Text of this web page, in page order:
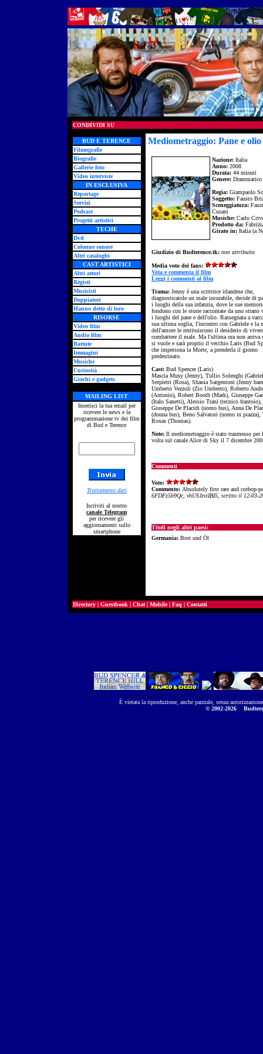
CONDIVIDI SU
BUD E TERENCE
Filmografie
Biografie
Gallerie foto
Video interviste
IN ESCLUSIVA
Reportage
Servizi
Podcast
Progetti artistici
TECHE
Dvd
Colonne sonore
Altri cataloghi
CAST ARTISTICI
Altri attori
Registi
Musicisti
Doppiatori
Hanno detto di loro
RISORSE
Video film
Audio film
Battute
Immagini
Musiche
Curiosità
Giochi e gadgets
MAILING LIST
Inserisci la tua email per
ricevere le news e la
programmazione tv dei film
di Bud e Terence
Trattamento dati
Iscriviti al nostro
canale Telegram
per ricevere gli
aggiornamenti sullo
smartphone
Mediometraggio: Pane e olio
Nazione: Italia
Anno: 2008
Durata: 44 minuti
Genere: Drammatico
Regia: Giampaolo
Soggetto: Fausto
Sceneggiatura:
Cusani
Musiche: Carlo
Prodotto da:
Girato in: Italia (a
Giudizio di Budterence.tk: non attribuito
Media voto dei fans:
Vota e commenta il film
Leggi i commenti al film
Trama: Jenny è una scrittrice irlandese che,
diagnosticatole un male incurabile, decide di
i luoghi della sua infanzia, dove le sue
fondono con le storie raccontate da uno strano
i luoghi del pane e dell'olio. Rassegnata a
sua ultima soglia, l'incontro con Gabriele e la
dell'amore le restituiscono il desiderio di
combattere il male. Ma l'ultima ora non arriva
si vuole e sarà proprio il vecchio Laris (Bud
che impersona la Morte, a prenderla il giorno
predestinato.
Cast: Bud Spencer (Laris)
Mascia Musy (Jenny), Tullio Solenghi
Serpietri (Rosa), Shania Sargentoni (Jenny
Umberto Vezzoli (Zio Umberto), Roberto
(Antonio), Robert Booth (Mark), Giuseppe
(Italo Sanetti), Alessio Trani (tecnico frantoio),
Giuseppe De Placidi (uomo bus), Anna De
(donna bus), Beno Salvatori (uomo in piazza),
Roxas (Thomas).
Note: Il mediometraggio è stato trasmesso per
volta sul canale Alice di Sky il 7 dicembre
Commenti
Voto:
Commento: Absolutely first rate and corbop-
6FDFz5b9Qc, vhUSJzviIBI5, scritto il 12-03-
Titoli negli altri paesi:
Germania: Brot und Öl
Directory | Guestbook | Chat | Mobile| Faq | Contatti
È vietata la riproduzione, anche parziale, senza
© 2002-2026